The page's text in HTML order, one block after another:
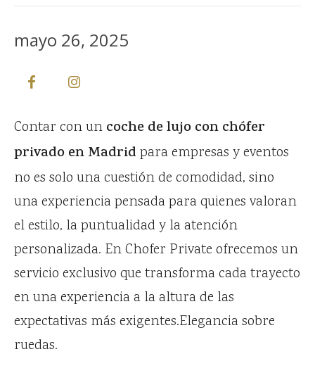
mayo 26, 2025
Contar con un coche de lujo con chófer
privado en Madridpara empresas y eventos
no es solo una cuestión de comodidad, sino
una experiencia pensada para quienes valoran
el estilo, la puntualidad y la atención
personalizada. En Chofer Private ofrecemos un
servicio exclusivo que transforma cada trayecto
en una experiencia a la altura de las
expectativas más exigentes.Elegancia sobre
ruedas.